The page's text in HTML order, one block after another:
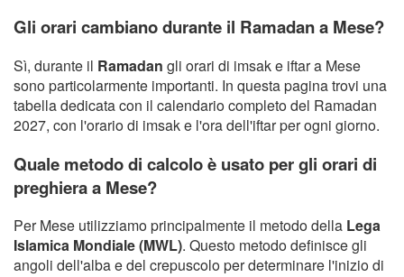
Gli orari cambiano durante il Ramadan a Mese?
Sì, durante il Ramadan gli orari di imsak e iftar a Mese
sono particolarmente importanti. In questa pagina trovi una
tabella dedicata con il calendario completo del Ramadan
2027, con l'orario di imsak e l'ora dell'iftar per ogni giorno.
Quale metodo di calcolo è usato per gli orari di
preghiera a Mese?
Per Mese utilizziamo principalmente il metodo della Lega
Islamica Mondiale (MWL). Questo metodo definisce gli
angoli dell'alba e del crepuscolo per determinare l'inizio di